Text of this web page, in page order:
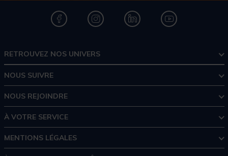
RETROUVEZ NOS UNIVERS
NOUS SUIVRE
NOUS REJOINDRE
À VOTRE SERVICE
MENTIONS LÉGALES